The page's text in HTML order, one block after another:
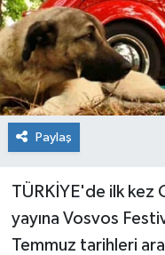
Paylaş
TÜRKİYE'de ilk kez
yayına Vosvos
Temmuz tarihleri